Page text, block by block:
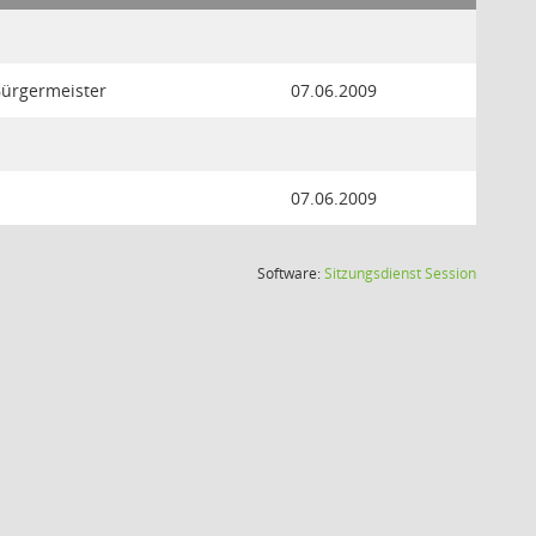
07.06.2009
07.06.2009
Software:SitzungsdienstSession(Wird in